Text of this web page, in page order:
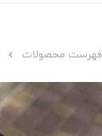
فهرست محصولات